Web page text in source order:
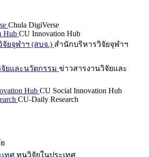
Chula DigiVerse
Hub CU Innovation Hub
ยจุฬาฯ (สบจ.) สำนักบริหารวิจัยจุฬาฯ
ยและนวัตกรรม ข่าวสารงานวิจัยและ
Hub CU Social Innovation Hub
CU-Daily Research
ทศ ทุนวิจัยในประเทศ